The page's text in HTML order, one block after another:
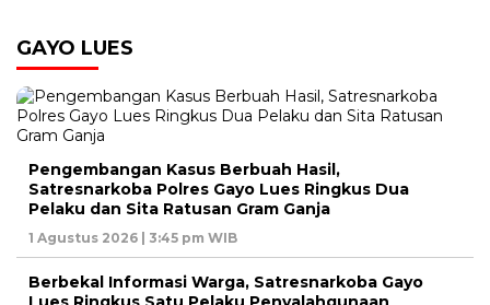
GAYO LUES
Pengembangan Kasus Berbuah Hasil,
Satresnarkoba Polres Gayo Lues Ringkus Dua
Pelaku dan Sita Ratusan Gram Ganja
1 Agustus 2026 | 3:45 pm WIB
Berbekal Informasi Warga, Satresnarkoba Gayo